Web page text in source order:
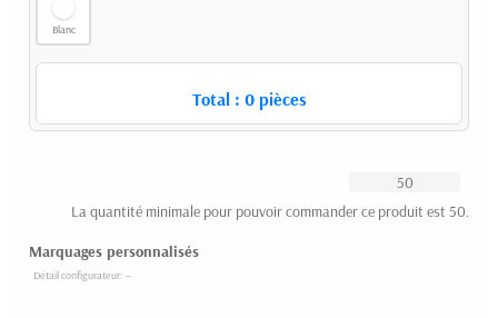
Blanc
Total : 0pièces
La quantité minimale pour pouvoir commander ce produit est 50.
Marquages personnalisés